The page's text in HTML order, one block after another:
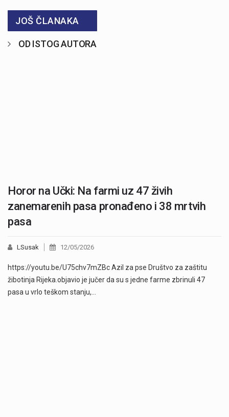
JOŠ ČLANAKA
OD ISTOG AUTORA
Horor na Učki: Na farmi uz 47 živih
zanemarenih pasa pronađeno i 38 mrtvih
pasa
LSusak 12/05/2026
https://youtu.be/U75chv7mZBc Azil za pse Društvo za zaštitu
žibotinja Rijeka.objavio je jučer da su s jedne farme zbrinuli 47
pasa u vrlo teškom stanju,…